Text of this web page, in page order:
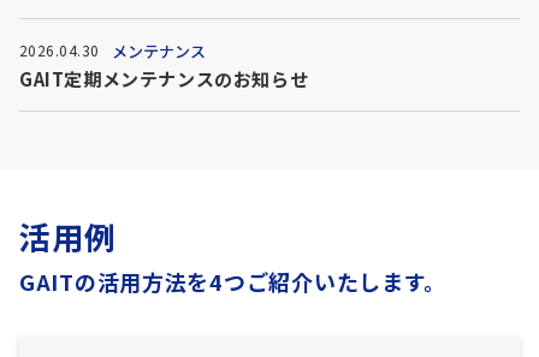
2026.04.30 メンテナンス
GAIT定期メンテナンスのお知らせ
活用例
GAITの活用方法を4つご紹介いたします。